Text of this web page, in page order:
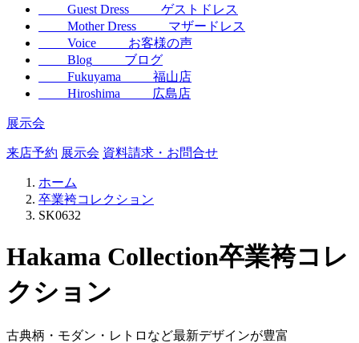
Guest Dress
ゲストドレス
Mother Dress
マザードレス
Voice
お客様の声
Blog
ブログ
Fukuyama
福山店
Hiroshima
広島店
展示会
来店予約 展示会 資料請求・お問合せ
ホーム
卒業袴コレクション
SK0632
Hakama Collection卒業袴コレ
クション
古典柄・モダン・レトロなど最新デザインが豊富